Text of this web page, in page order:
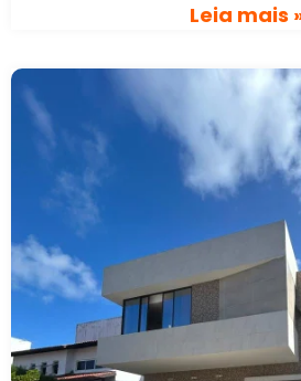
Leia mais